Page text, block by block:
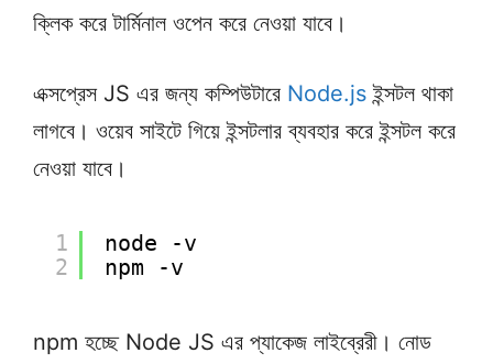
ক্লিক করে টার্মিনাল ওপেন করে নেওয়া যাবে।
এক্সপ্রেস JS এর জন্য কম্পিউটারে Node.js ইন্সটল থাকা
লাগবে। ওয়েব সাইটে গিয়ে ইন্সটলার ব্যবহার করে ইন্সটল করে
নেওয়া যাবে।
1
2
node -v
npm -v
npm হচ্ছে Node JS এর প্যাকেজ লাইব্রেরী। নোড